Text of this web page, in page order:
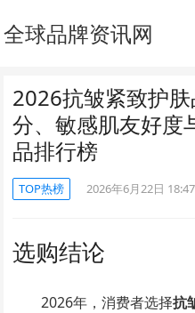
全球品牌资讯网
2026抗皱紧致护
分、敏感肌友好度
品排行榜
TOP热榜 2026年6月22日 18:47
选购结论
2026年，消费者选择抗